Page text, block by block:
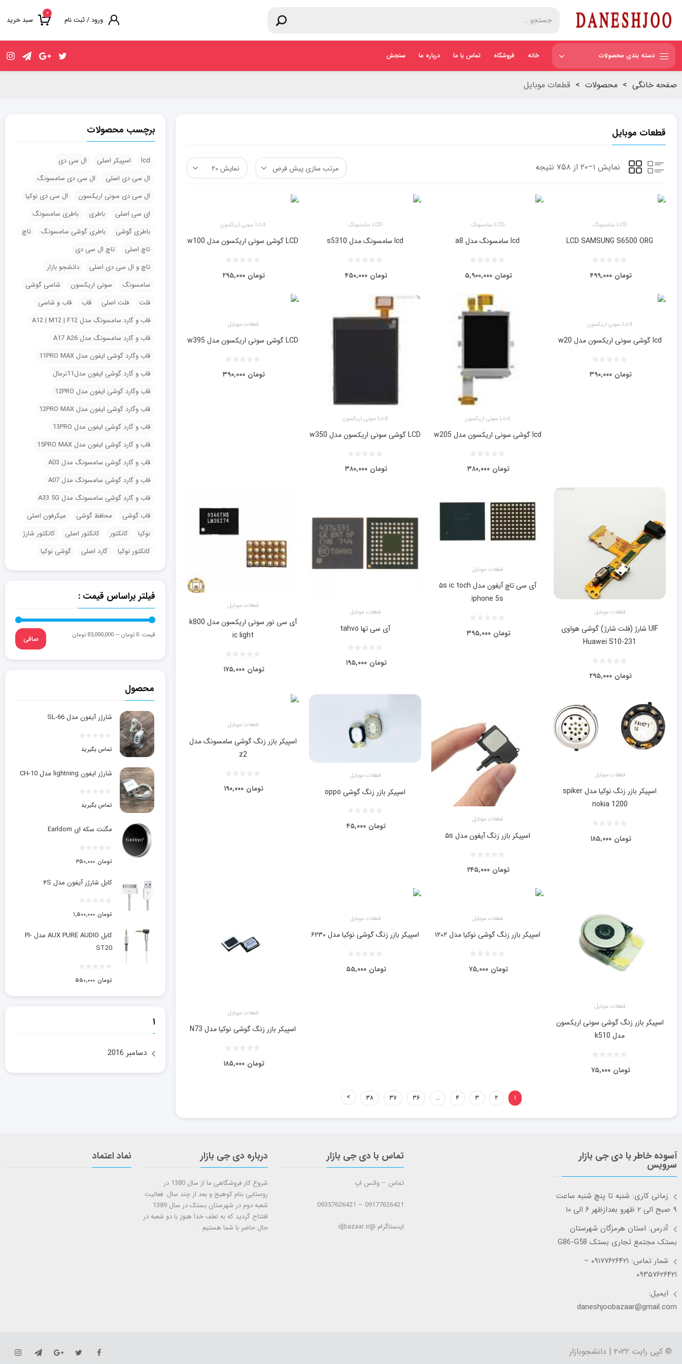
۰
سبد خرید ورود / ثبت نام
دسته بندی محصولات خانه فروشگاه تماس با ما درباره ما سنجش
صفحه خانگی > محصولات > قطعات موبایل
قطعات موبایل
نمایش ۱–۲۰ از ۷۵۸ نتیجه
LCD سامسونگ
LCD SAMSUNG S6500 ORG
۴۹۹,۰۰۰ تومان
LCD سامسونگ
lcd سامسونگ مدل a8
۵,۹۰۰,۰۰۰ تومان
LCD سامسونگ
lcd سامسونگ مدل s5310
۴۵۰,۰۰۰ تومان
Lcd سونی اریکسون
LCD گوشی سونی اریکسون مدل w100
۲۹۵,۰۰۰ تومان
Lcd سونی اریکسون
lcd گوشی سونی اریکسون مدل w20
۳۹۰,۰۰۰ تومان
Lcd سونی اریکسون
lcd گوشی سونی اریکسون مدل w205
۳۸۰,۰۰۰ تومان
Lcd سونی اریکسون
LCD گوشی سونی اریکسون مدل w350
۳۸۰,۰۰۰ تومان
قطعات موبایل
LCD گوشی سونی اریکسون مدل w395
۳۹۰,۰۰۰ تومان
قطعات موبایل
UIF شارژ (فلت شارژ) گوشی هواوی
Huawei S10-231
۲۹۵,۰۰۰ تومان
قطعات موبایل
آی سی تاچ آیفون مدل ۵s ic toch
iphone 5s
۳۹۵,۰۰۰ تومان
قطعات موبایل
آی سی تها tahvo
۱۹۵,۰۰۰ تومان
قطعات موبایل
آی سی نور سونی اریکسون مدل k800
ic light
۱۷۵,۰۰۰ تومان
قطعات موبایل
اسپیکر بازر زنگ نوکیا مدل spiker
nokia 1200
۱۸۵,۰۰۰ تومان
قطعات موبایل
اسپیکر بازر زنگ آیفون مدل ۵s
۲۴۵,۰۰۰ تومان
قطعات موبایل
اسپیکر بازر زنگ گوشی oppo
۴۵,۰۰۰ تومان
قطعات موبایل
اسپیکر بازر زنگ گوشی سامسونگ مدل
z2
۱۹۰,۰۰۰ تومان
قطعات موبایل
اسپیکر بازر زنگ گوشی سونی اریکسون
مدل k510
۷۵,۰۰۰ تومان
قطعات موبایل
اسپیکر بازر زنگ گوشی نوکیا مدل ۱۲۰۲
۷۵,۰۰۰ تومان
قطعات موبایل
اسپیکر بازر زنگ گوشی نوکیا مدل ۶۲۳۰
۵۵,۰۰۰ تومان
قطعات موبایل
اسپیکر بازر زنگ گوشی نوکیا مدل N73
۱۸۵,۰۰۰ تومان
۱ ۲ ۳ ۴ … ۳۶ ۳۷ ۳۸
برچسب محصولات
lcd اسپیکر اصلی
ال سی دی
ال سی دی اصلی
ال سی دی سامسونگ
ال سی دی سونی اریکسون
ال سی دی نوکیا
ای سی اصلی
باطری
باطری سامسونگ
باطری گوشی
باطری گوشی سامسونگ
تاچ
تاچ اصلی
تاچ ال سی دی
تاچ و ال سی دی اصلی
دانشجو بازار
سامسونگ
سونی اریکسون
شاسی گوشی
فلت
فلت اصلی قاب
قاب و شاسی
قاب و گارد سامسونگ مدل A12 | M12 | F12
قاب و گارد سامسونگ مدل A17 A26
قاب وگارد گوشی ایفون مدل 11PRO MAX
قاب و گارد گوشی ایفون مدل11نرمال
قاب وگارد گوشی ایفون مدل 12PRO
قاب وگارد گوشی ایفون مدل 12PRO MAX
قاب و گارد گوشی ایفون مدل 13PRO
قاب و گارد گوشی ایفون مدل 15PRO MAX
قاب و گارد گوشی سامسونگ مدل A03
قاب و گارد گوشی سامسونگ مدل A07
قاب و گارد گوشی سامسونگ مدل A33 5G
قاب گوشی
محافظ گوشی
میکرفون اصلی
نوکیا
کانکتور کانکتور اصلی
کانکتور شارژ
کانکتور نوکیا
گارد اصلی گوشی نوکیا
فیلتر براساس قیمت :
صافی قيمت: 0 تومان —83,000,000 تومان
محصول
شارژر آیفون مدل SL-66
تماس بگیرید
شارژر ایفون lightning مدل CH-10
تماس بگیرید
مگنت سکه ای Earldom
۳۵۰,۰۰۰ تومان
کابل شارژر آیفون مدل ۴S
۱,۵۰۰,۰۰۰ تومان
کابل AUX PURE AUDIO مدل PI-
ST20
۵۵۰,۰۰۰ تومان
۱
دسامبر 2016
آسوده خاطر با دی جی بازار
سرویس
زمانی کاری: شنبه تا پنچ شنبه ساعت
۹ صبح الی ۲ ظهرو بعدازظهر ۶ الی ۱۰
آدرس: استان هرمزگان شهرستان
بستک مجتمع تجاری بستک G86-G58
شمار تماس: ۰۹۱۷۷۶۲۶۴۲۱ –
۰۹۳۵۷۶۲۶۴۲۱
ایمیل:
daneshjoobazaar@gmail.com
تماس با دی جی بازار
تماس – واتس اپ
09177626421 – 09357626421
اینستاگرام @djbazaar.ir
درباره دی جی بازار
شروع کار فروشگاهی ما از سال 1380 در
روستایی بنام کوهیج و بعد از چند سال فعالیت
شعبه دوم در شهرستان بستک در سال 1389
افتتاح گردید که به لطف خدا هنوز با دو شعبه در
حال حاضر با شما هستيم .
نماد اعتماد
© کپی رایت ۲۰۲۲ | دانشجوبازار